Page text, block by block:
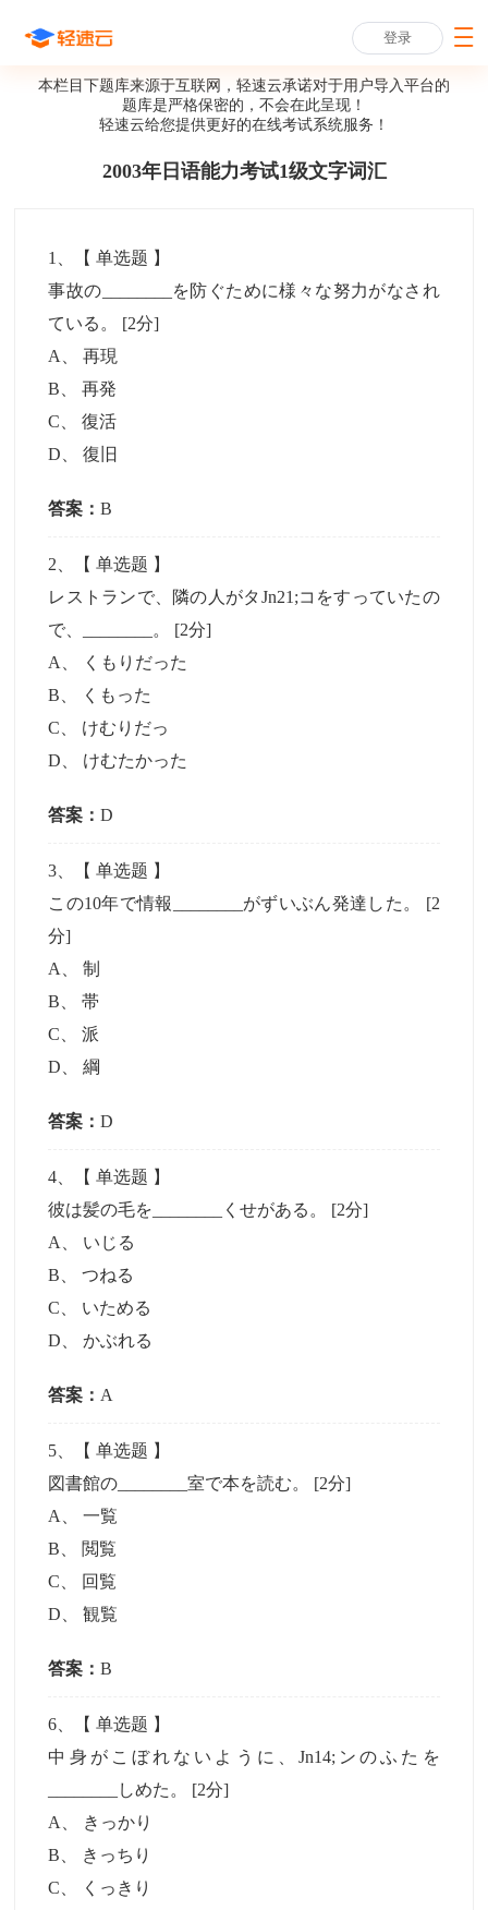
登录
本栏目下题库来源于互联网，轻速云承诺对于用户导入平台的
题库是严格保密的，不会在此呈现！
轻速云给您提供更好的在线考试系统服务！
2003年日语能力考试1级文字词汇
1 、【单选题 】
事故の________を防ぐために様々な努力がなされ
ている。 [2分]
A
、再現
B 、再発
C 、復活
D 、復旧
答案：B
2 、【单选题 】
レストランで、隣の人がタJn21;コをすっていたの
で、________。 [2分]
A
くもりだった
B
くもった
C
けむりだっ
D
けむたかった
答案：D
3 、【单选题 】
この10年で情報________がずいぶん発達した。 [2
分]
A
、制
B 、帯
C 、派
D 、綱
答案：D
4 、【单选题 】
彼は髪の毛を________くせがある。 [2分]
A
いじる
B 、つねる
C
いためる
D 、かぶれる
答案： A
5 、【单选题 】
図書館の________室で本を読む。 [2分]
A
、一覧
B
閲覧
C
回覧
D 、観覧
答案：B
6 、【单选题 】
中身がこぼれないように、Jn14;ンのふたを
________しめた。 [2分]
A
きっかり
B
きっちり
C
くっきり